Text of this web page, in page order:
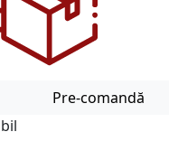
Pre-comandă